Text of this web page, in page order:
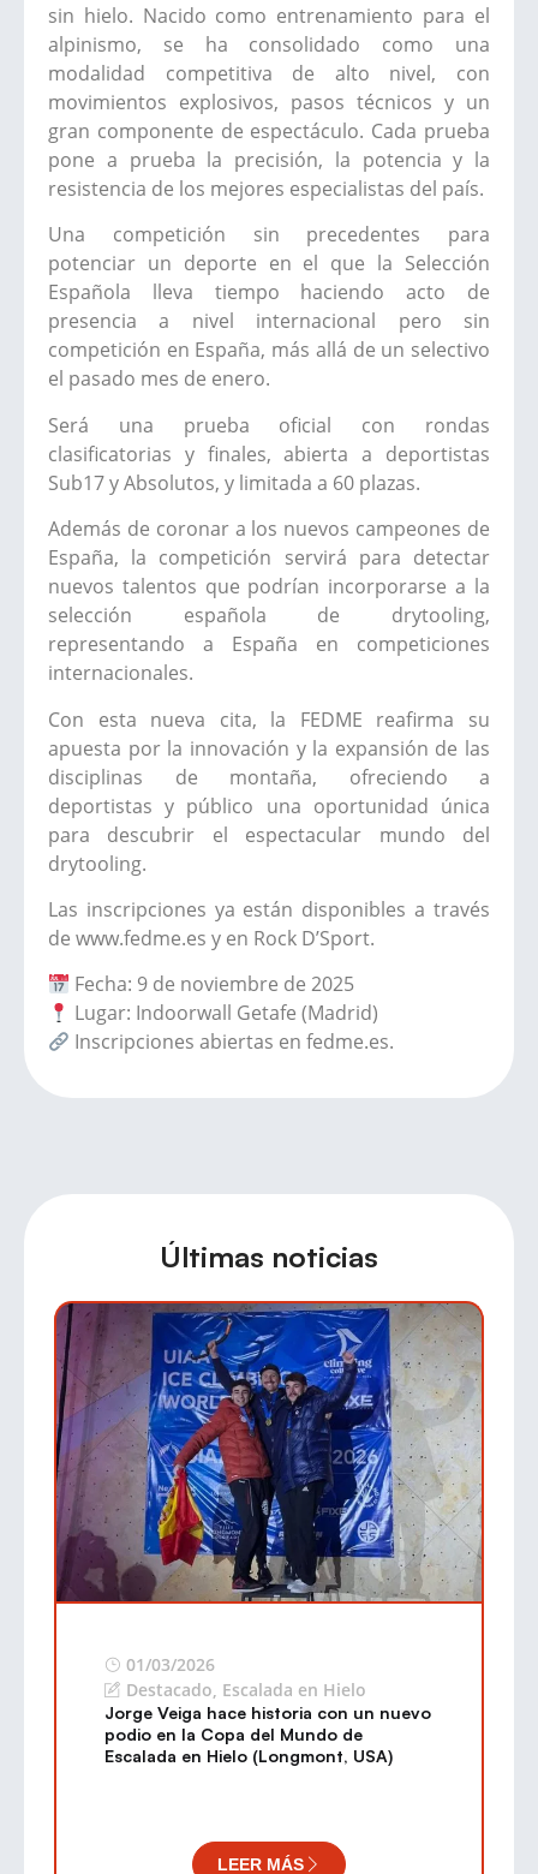
sin hielo. Nacido como entrenamiento para el
alpinismo, se ha consolidado como una
modalidad competitiva de alto nivel, con
movimientos explosivos, pasos técnicos y un
gran componente de espectáculo. Cada prueba
pone a prueba la precisión, la potencia y la
resistencia de los mejores especialistas del país.
Una competición sin precedentes para
potenciar un deporte en el que la Selección
Española lleva tiempo haciendo acto de
presencia a nivel internacional pero sin
competición en España, más allá de un selectivo
el pasado mes de enero.
Será una prueba oficial con rondas
clasificatorias y finales, abierta a deportistas
Sub17 y Absolutos, y limitada a 60 plazas.
Además de coronar a los nuevos campeones de
España, la competición servirá para detectar
nuevos talentos que podrían incorporarse a la
selección española de drytooling,
representando a España en competiciones
internacionales.
Con esta nueva cita, la FEDME reafirma su
apuesta por la innovación y la expansión de las
disciplinas de montaña, ofreciendo a
deportistas y público una oportunidad única
para descubrir el espectacular mundo del
drytooling.
Las inscripciones ya están disponibles a través
de www.fedme.es y en Rock D’Sport.
Fecha: 9 de noviembre de 2025
Lugar: Indoorwall Getafe (Madrid)
Inscripciones abiertas en fedme.es.
Últimas noticias
01/03/2026
Destacado Escalada en Hielo
Jorge Veiga hace historia con un nuevo
podio en la Copa del Mundo de
Escalada en Hielo (Longmont, USA)
LEER MÁS